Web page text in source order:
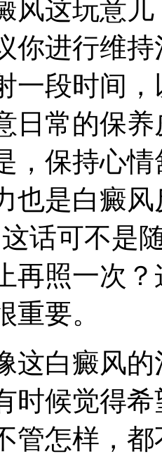
风这玩意
你进行维
一段时间
日常的保
，保持心
也是白癜
话可不是
再照一次
重要。
这白癜风
时候觉得
管怎样，